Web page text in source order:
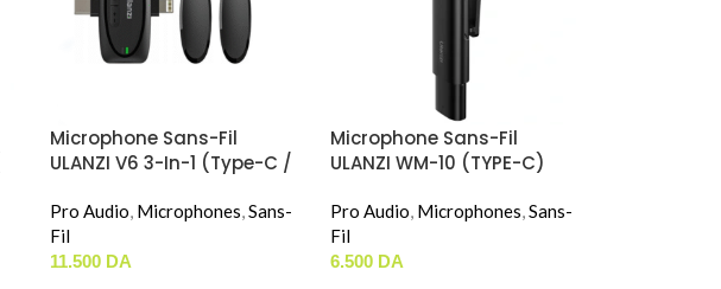
Microphone Sans-Fil
ULANZI V6 3-In-1 (Type-C /
Pro Audio Microphones Sans-
Fil
11.500 DA
Microphone Sans-Fil
ULANZI WM-10 (TYPE-C)
Pro Audio Microphones Sans-
Fil
6.500 DA